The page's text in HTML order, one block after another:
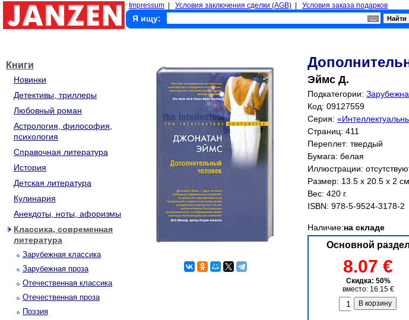
Impressum Условия заключения сделки (AGB) Условия заказа подарков
Я ищу:
Книги
Новинки
Детективы, триллеры
Любовный роман
Астрология, философия,
психология
Справочная литература
История
Детская литература
Кулинария
Анекдоты, ноты, афоризмы
Классика, современная
литература
Зарубежная классика
Зарубежная проза
Отечественная классика
Отечественная проза
Поэзия
Эймс Д.
Подкатегории:
Код: 09127559
Серия:
Страниц: 411
Переплет: твердый
Бумага: белая
Иллюстрации:
Размер: 13.5 x 20.5 x 2 см
Вес: 420 г.
ISBN: 978-5-9524-3178-2
Наличие:на складе
Основной раздел
8.07 €
Скидка: 50%
вместо: 16.15 €